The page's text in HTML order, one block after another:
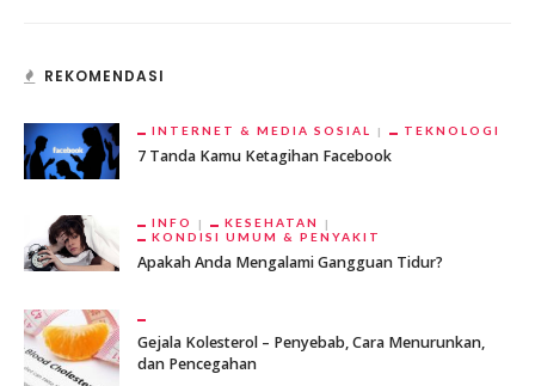
REKOMENDASI
INTERNET & MEDIA SOSIAL TEKNOLOGI
7 Tanda Kamu Ketagihan Facebook
INFO
KESEHATAN
KONDISI UMUM & PENYAKIT
Apakah Anda Mengalami Gangguan Tidur?
Gejala Kolesterol – Penyebab, Cara Menurunkan,
dan Pencegahan